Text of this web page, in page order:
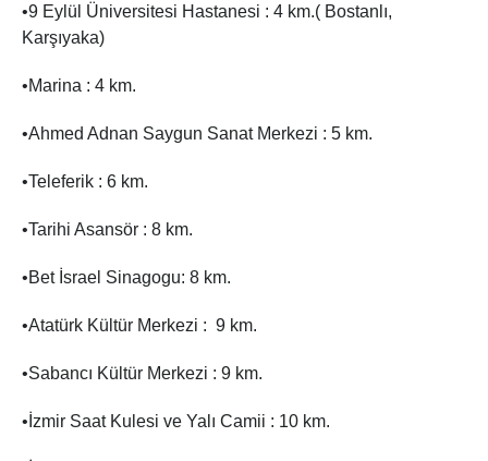
•9 Eylül Üniversitesi Hastanesi : 4 km.( Bostanlı,
Karşıyaka)
•Marina : 4 km.
•Ahmed Adnan Saygun Sanat Merkezi : 5 km.
•Teleferik : 6 km.
•Tarihi Asansör : 8 km.
•Bet İsrael Sinagogu: 8 km.
•Atatürk Kültür Merkezi : 9 km.
•Sabancı Kültür Merkezi : 9 km.
•İzmir Saat Kulesi ve Yalı Camii : 10 km.